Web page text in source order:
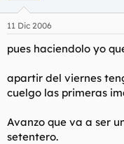
o
d
e
m
i
i
11 Dic 2006
pues haciendolo yo
apartir del viernes
cuelgo las primeras
Avanzo que va a ser
setentero.